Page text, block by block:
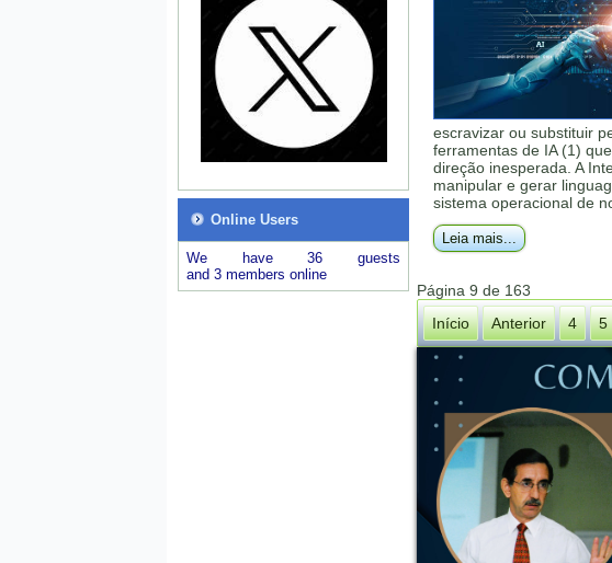
Online Users
We have 36 guests
and 3 members online
escravizar ou substituir
ferramentas de IA (1)
direção inesperada. A
manipular e gerar
sistema operacional de
Leia mais...
Página 9 de 163
Início
Anterior 4 5